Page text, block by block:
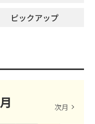
ピックアップ
月 次月